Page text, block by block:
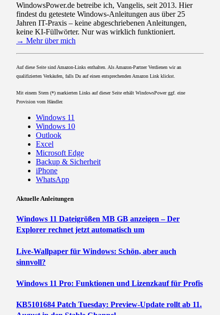
WindowsPower.de betreibe ich, Vangelis, seit 2013. Hier
findest du getestete Windows-Anleitungen aus über 25
Jahren IT-Praxis – keine abgeschriebenen Anleitungen,
keine KI-Füllwörter. Nur was wirklich funktioniert.
→ Mehr über mich
Auf diese Seite sind Amazon-Links enthalten. Als Amazon-Partner Verdienen wir an
qualifizierten Verkäufen, falls Du auf einen entsprechenden Amazon Link klickst.
Mit einem Stern (*) markierten Links auf dieser Seite erhält WindowsPower ggf. eine
Provision vom Händler.
Windows 11
Windows 10
Outlook
Excel
Microsoft Edge
Backup & Sicherheit
iPhone
WhatsApp
Aktuelle Anleitungen
Windows 11 Dateigrößen MB GB anzeigen – Der
Explorer rechnet jetzt automatisch um
Live-Wallpaper für Windows: Schön, aber auch
sinnvoll?
Windows 11 Pro: Funktionen und Lizenzkauf für Profis
KB5101684 Patch Tuesday: Preview-Update rollt ab 11.